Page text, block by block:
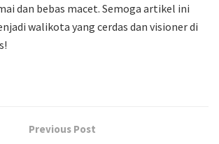
dan bebas macet. Semoga artikel ini
walikota yang cerdas dan visioner di
Previous Post